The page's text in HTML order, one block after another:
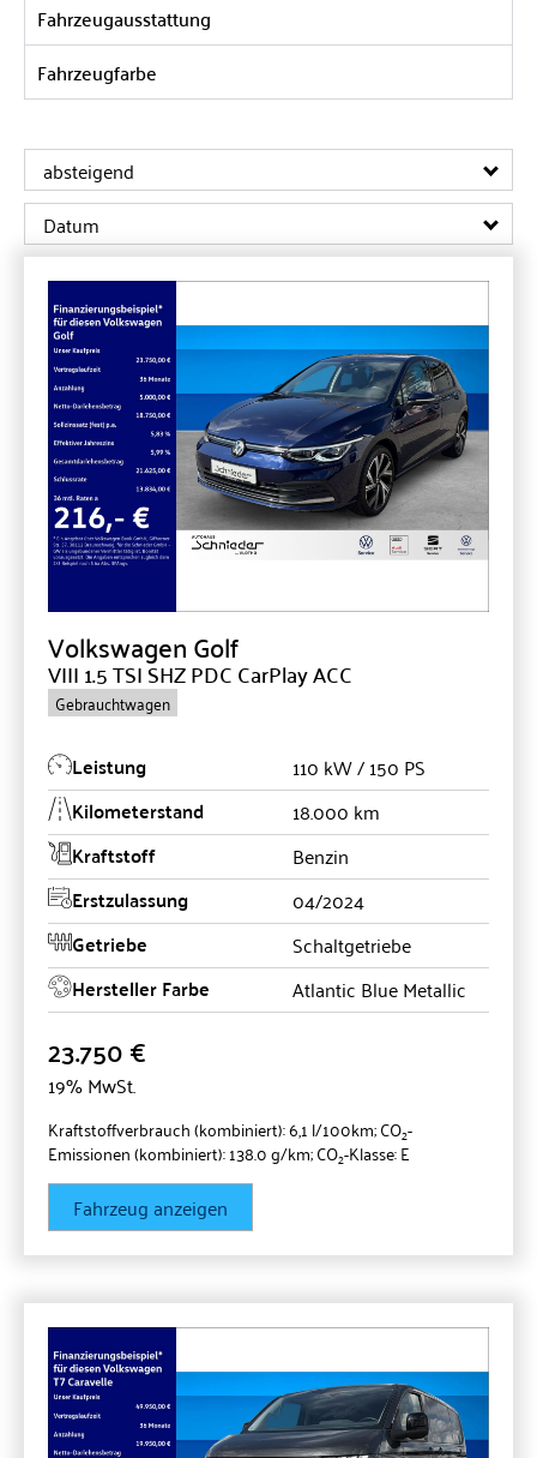
Fahrzeugausstattung
Fahrzeugfarbe
absteigend
Datum
VolkswagenGolf
VIII 1.5 TSI SHZ PDC CarPlay ACC
Gebrauchtwagen
Leistung 110 kW / 150 PS
Kilometerstand 18.000 km
Kraftstoff Benzin
Erstzulassung 04/2024
Getriebe Schaltgetriebe
Hersteller Farbe Atlantic Blue Metallic
23.750 €
19% MwSt.
Kraftstoffverbrauch (kombiniert):6,1 l/100km;CO2-
Emissionen (kombiniert):138.0 g/km;CO2-Klasse:E
Fahrzeug anzeigen